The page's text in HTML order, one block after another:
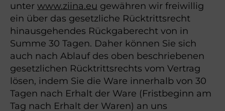
unter www.ziina.eu gewähren wir freiwillig
ein über das gesetzliche Rücktrittsrecht
hinausgehendes Rückgaberecht von in
Summe 30 Tagen. Daher können Sie sich
auch nach Ablauf des oben beschriebenen
gesetzlichen Rücktrittsrechts vom Vertrag
lösen, indem Sie die Ware innerhalb von 30
Tagen nach Erhalt der Ware (Fristbeginn am
Tag nach Erhalt der Waren) an uns